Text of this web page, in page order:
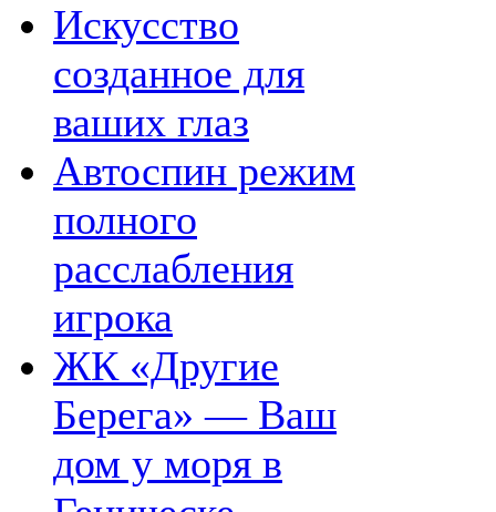
Искусство
созданное для
ваших глаз
Автоспин режим
полного
расслабления
игрока
ЖК «Другие
Берега» — Ваш
дом у моря в